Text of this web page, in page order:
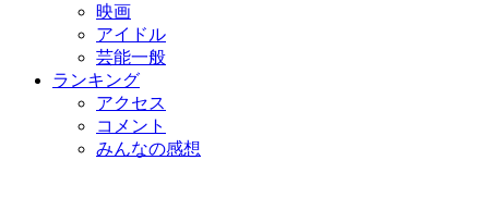
映画
アイドル
芸能一般
ランキング
アクセス
コメント
みんなの感想